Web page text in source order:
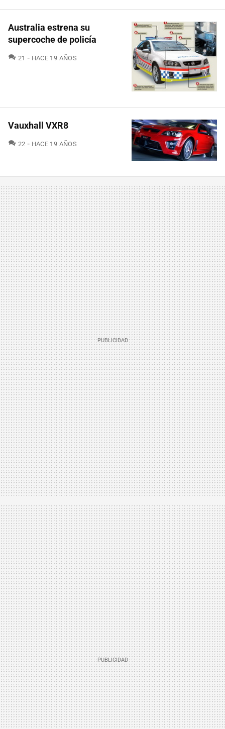
Australia estrena su
supercoche de policía
21 COMENTARIOS
HACE 19 AÑOS
Vauxhall VXR8
22 COMENTARIOS
HACE 19 AÑOS